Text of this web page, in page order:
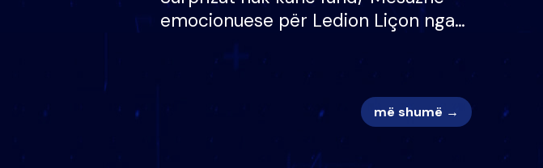
emocionuese për Ledion Liçon nga
më shumë →